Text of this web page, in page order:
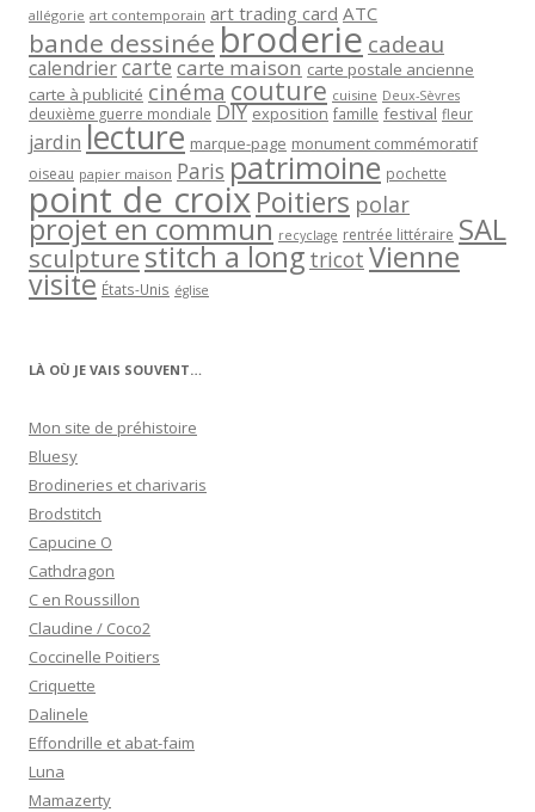
allégorie art contemporain art trading card ATC
bande dessinée broderie cadeau
calendriercartecarte maison carte postale ancienne
carte à publicité cinéma couture cuisine Deux-Sèvres
deuxième guerre mondiale DIY exposition famille festival fleur
jardin lecture marque-page monument commémoratif
oiseau papier maison Paris patrimoine pochette
point de croixPoitiers polar
projet en commun recyclage rentrée littéraire SAL
sculpturestitch a long tricot Vienne
visite États-Unis église
LÀ OÙ JE VAIS SOUVENT…
Mon site de préhistoire
Bluesy
Brodineries et charivaris
Brodstitch
Capucine O
Cathdragon
C en Roussillon
Claudine / Coco2
Coccinelle Poitiers
Criquette
Dalinele
Effondrille et abat-faim
Luna
Mamazerty